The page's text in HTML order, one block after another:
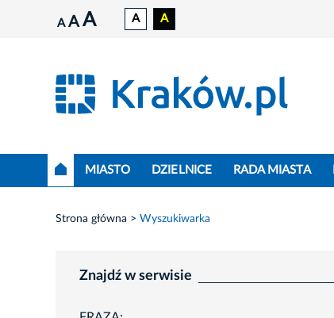
A A A A A
MIASTO DZIELNICE RADA MIASTA
Strona główna Wyszukiwarka
Znajdź w serwisie